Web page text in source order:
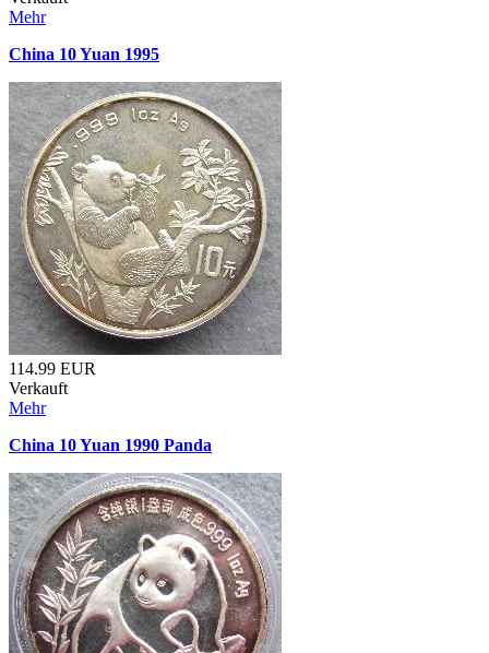
Mehr
China 10 Yuan 1995
114.99 EUR
Verkauft
Mehr
China 10 Yuan 1990 Panda